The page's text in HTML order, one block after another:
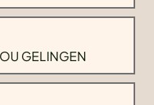
GELINGEN